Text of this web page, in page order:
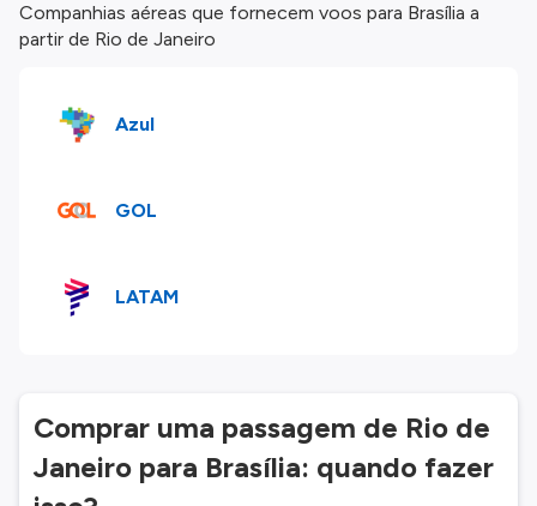
Companhias aéreas que fornecem voos para Brasília a
partir de Rio de Janeiro
Azul
GOL
LATAM
Comprar uma passagem de Rio de
Janeiro para Brasília: quando fazer